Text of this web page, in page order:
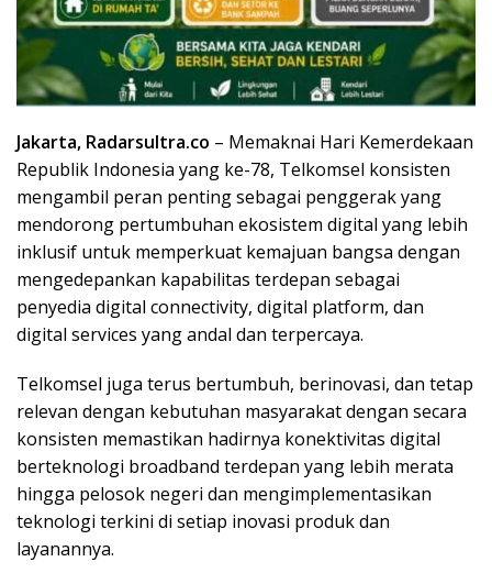
Jakarta, Radarsultra.co – Memaknai Hari Kemerdekaan
Republik Indonesia yang ke-78, Telkomsel konsisten
mengambil peran penting sebagai penggerak yang
mendorong pertumbuhan ekosistem digital yang lebih
inklusif untuk memperkuat kemajuan bangsa dengan
mengedepankan kapabilitas terdepan sebagai
penyedia digital connectivity, digital platform, dan
digital services yang andal dan terpercaya.
Telkomsel juga terus bertumbuh, berinovasi, dan tetap
relevan dengan kebutuhan masyarakat dengan secara
konsisten memastikan hadirnya konektivitas digital
berteknologi broadband terdepan yang lebih merata
hingga pelosok negeri dan mengimplementasikan
teknologi terkini di setiap inovasi produk dan
layanannya.